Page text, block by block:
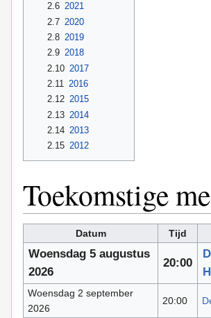
2.6 2021
2.7 2020
2.8 2019
2.9 2018
2.10 2017
2.11
2016
2.12 2015
2.13 2014
2.14 2013
2.15 2012
Toekomstige
Datum Tijd
Woensdag 5 augustus
2026
20:00
Woensdag 2 september
2026
20:00